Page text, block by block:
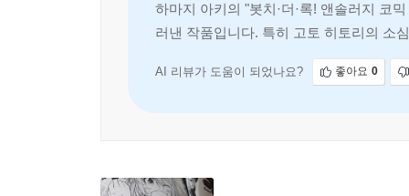
하마지 아키의 "봇치·더·록! 앤솔러지 코
러낸 작품입니다. 특히 고토 히토리의 소
메이션 이후의 여운을 달래기에 충